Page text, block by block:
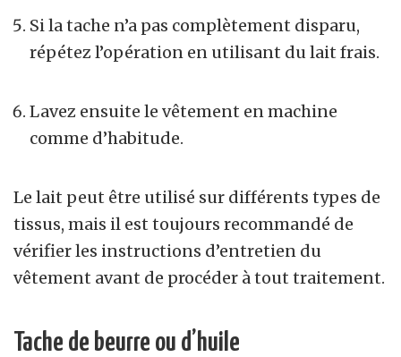
Si la tache n’a pas complètement disparu,
répétez l’opération en utilisant du lait frais.
Lavez ensuite le vêtement en machine
comme d’habitude.
Le lait peut être utilisé sur différents types de
tissus, mais il est toujours recommandé de
vérifier les instructions d’entretien du
vêtement avant de procéder à tout traitement.
Tache de beurre ou d’huile